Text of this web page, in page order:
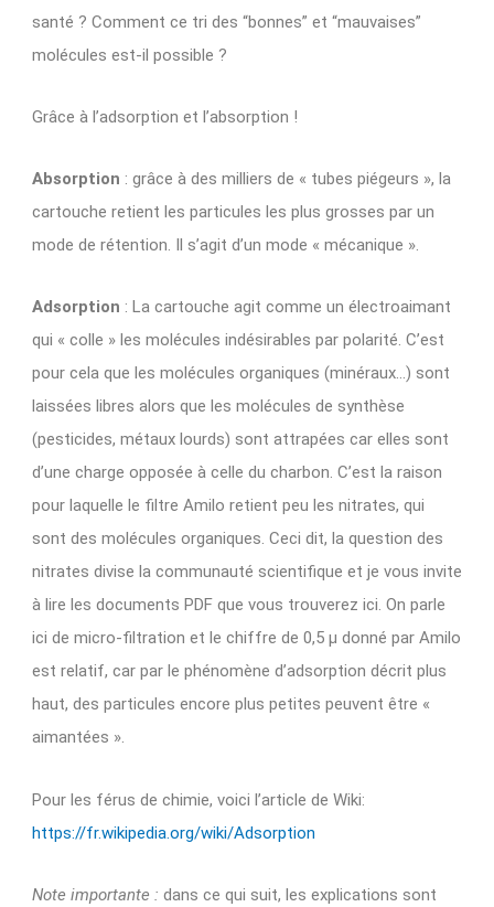
santé ? Comment ce tri des “bonnes” et “mauvaises”
molécules est-il possible ?
Grâce à l’adsorption et l’absorption !
Absorption : grâce à des milliers de « tubes piégeurs », la
cartouche retient les particules les plus grosses par un
mode de rétention. Il s’agit d’un mode « mécanique ».
Adsorption : La cartouche agit comme un électroaimant
qui « colle » les molécules indésirables par polarité. C’est
pour cela que les molécules organiques (minéraux…) sont
laissées libres alors que les molécules de synthèse
(pesticides, métaux lourds) sont attrapées car elles sont
d’une charge opposée à celle du charbon. C’est la raison
pour laquelle le filtre Amilo retient peu les nitrates, qui
sont des molécules organiques. Ceci dit, la question des
nitrates divise la communauté scientifique et je vous invite
à lire les documents PDF que vous trouverez ici. On parle
ici de micro-filtration et le chiffre de 0,5 µ donné par Amilo
est relatif, car par le phénomène d’adsorption décrit plus
haut, des particules encore plus petites peuvent être «
aimantées ».
Pour les férus de chimie, voici l’article de Wiki:
https://fr.wikipedia.org/wiki/Adsorption
Note importante : dans ce qui suit, les explications sont